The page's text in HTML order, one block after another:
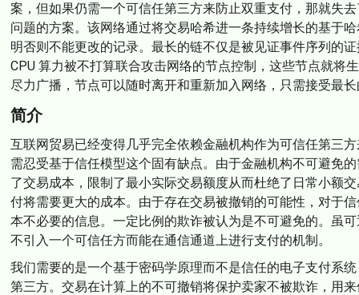
案，但如果仍需一个可信任第三方来防止双重支付，那就失
问题的方案。该网络通过将交易哈希进一条持续增长的基于
明否则不能更改的记录。最长的链不仅是被见证事件序列的
CPU 算力被不打算联合攻击网络的节点控制，这些节点就将
尽力广播，节点可以随时离开和重新加入网络，只需接受最
简介
互联网贸易已经变得几乎完全依赖金融机构作为可信任第三
需忍受基于信任模型这个固有缺点。由于金融机构不可避免
了交易成本，限制了最小实际交易额度从而杜绝了日常小额
付将需要更大的成本。由于存在交易被撤销的可能性，对于
本不必要的信息。一定比例的欺诈被认为是不可避免的。虽
不引入一个可信任方而能在通信通道上进行支付的机制。
我们需要的是一个基于密码学原理而不是信任的电子支付系
第三方。交易在计算上的不可撤销将保护卖家不被欺诈，用